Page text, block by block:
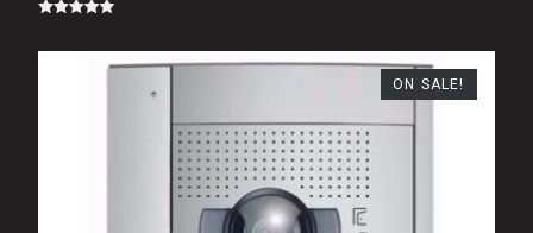
ON SALE!